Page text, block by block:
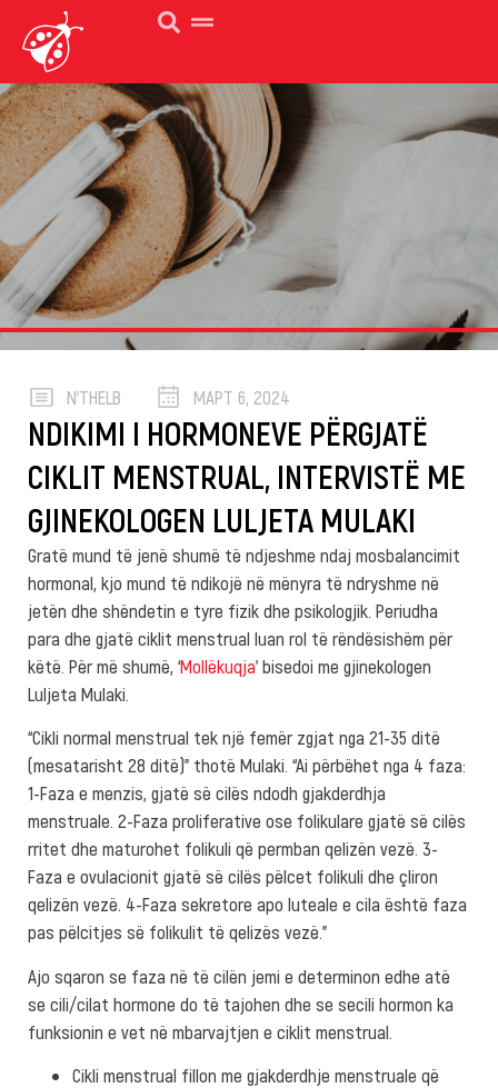
N’THELB МАРТ 6, 2024
NDIKIMI I HORMONEVE PËRGJATË
CIKLIT MENSTRUAL, INTERVISTË ME
GJINEKOLOGEN LULJETA MULAKI
Gratë mund të jenë shumë të ndjeshme ndaj mosbalancimit
hormonal, kjo mund të ndikojë në mënyra të ndryshme në
jetën dhe shëndetin e tyre fizik dhe psikologjik. Periudha
para dhe gjatë ciklit menstrual luan rol të rëndësishëm për
këtë. Për më shumë, ‘Mollëkuqja’ bisedoi me gjinekologen
Luljeta Mulaki.
“Cikli normal menstrual tek një femër zgjat nga 21-35 ditë
(mesatarisht 28 ditë)” thotë Mulaki. “Ai përbëhet nga 4 faza:
1-Faza e menzis, gjatë së cilës ndodh gjakderdhja
menstruale. 2-Faza proliferative ose folikulare gjatë së cilës
rritet dhe maturohet folikuli që permban qelizën vezë. 3-
Faza e ovulacionit gjatë së cilës pëlcet folikuli dhe çliron
qelizën vezë. 4-Faza sekretore apo luteale e cila është faza
pas pëlcitjes së folikulit të qelizës vezë.”
Ajo sqaron se faza në të cilën jemi e determinon edhe atë
se cili/cilat hormone do të tajohen dhe se secili hormon ka
funksionin e vet në mbarvajtjen e ciklit menstrual.
Cikli menstrual fillon me gjakderdhje menstruale që